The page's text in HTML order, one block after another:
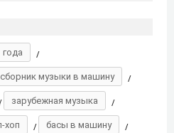
года /
сборник музыки в машину /
зарубежная музыка /
хоп / басы в машину /